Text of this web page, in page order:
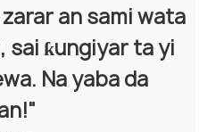
an sami wata
sai ƙungiyar ta yi
Na yaba da